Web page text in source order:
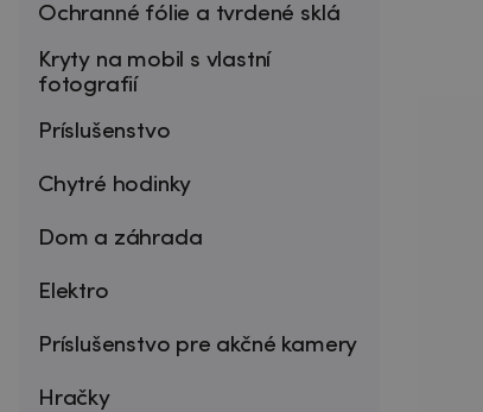
Ochranné fólie a tvrdené sklá
Kryty na mobil s vlastní
fotografií
Príslušenstvo
Chytré hodinky
Dom a záhrada
Elektro
Príslušenstvo pre akčné kamery
Hračky